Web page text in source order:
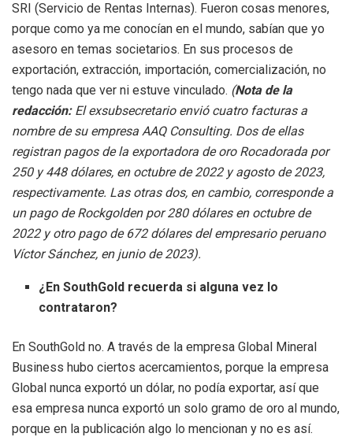
SRI (Servicio de Rentas Internas). Fueron cosas menores,
porque como ya me conocían en el mundo, sabían que yo
asesoro en temas societarios. En sus procesos de
exportación, extracción, importación, comercialización, no
tengo nada que ver ni estuve vinculado. (Nota de la
redacción:El exsubsecretario envió cuatro facturas a
nombre de su empresa AAQ Consulting. Dos de ellas
registran pagos de la exportadora de oro Rocadorada por
250 y 448 dólares, en octubre de 2022 y agosto de 2023,
respectivamente. Las otras dos, en cambio, corresponde a
un pago de Rockgolden por 280 dólares en octubre de
2022 y otro pago de 672 dólares del empresario peruano
Víctor Sánchez, en junio de 2023).
¿En SouthGold recuerda si alguna vez lo
contrataron?
En SouthGold no. A través de la empresa Global Mineral
Business hubo ciertos acercamientos, porque la empresa
Global nunca exportó un dólar, no podía exportar, así que
esa empresa nunca exportó un solo gramo de oro al mundo,
porque en la publicación algo lo mencionan y no es así.